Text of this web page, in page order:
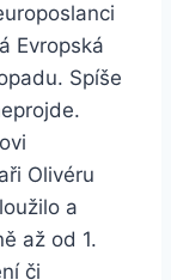
Evropská
Spíše
Olivéru
a
až od 1.
či